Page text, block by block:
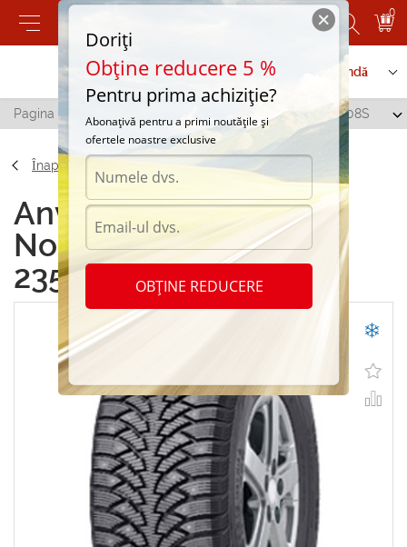
0
Contactați-ne Serviciu de comandă
Pagina principală Nokian Nordman SUV 235/65 R17 108S
Înapoi
Anvelope de iarna
Nokian Nordman SUV
235/65 R17 108S
Doriți
Obține reducere 5 %
Pentru prima achiziție?
Abonațivă pentru a primi noutățile și
ofertele noastre exclusive
OBȚINE REDUCERE